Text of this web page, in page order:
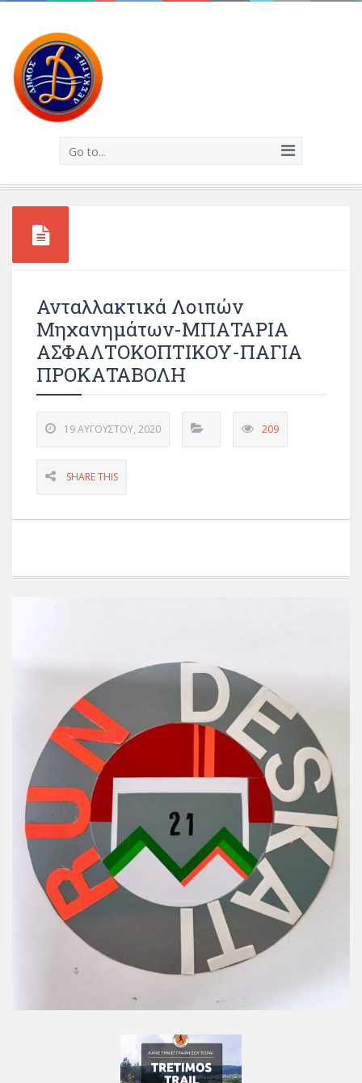
Go to...
Ανταλλακτικά Λοιπών
Μηχανημάτων-ΜΠΑΤΑΡΙΑ
ΑΣΦΑΛΤΟΚΟΠΤΙΚΟΥ-ΠΑΓΙΑ
ΠΡΟΚΑΤΑΒΟΛΗ
19 ΑΥΓΟΎΣΤΟΥ, 2020 209
SHARE THIS